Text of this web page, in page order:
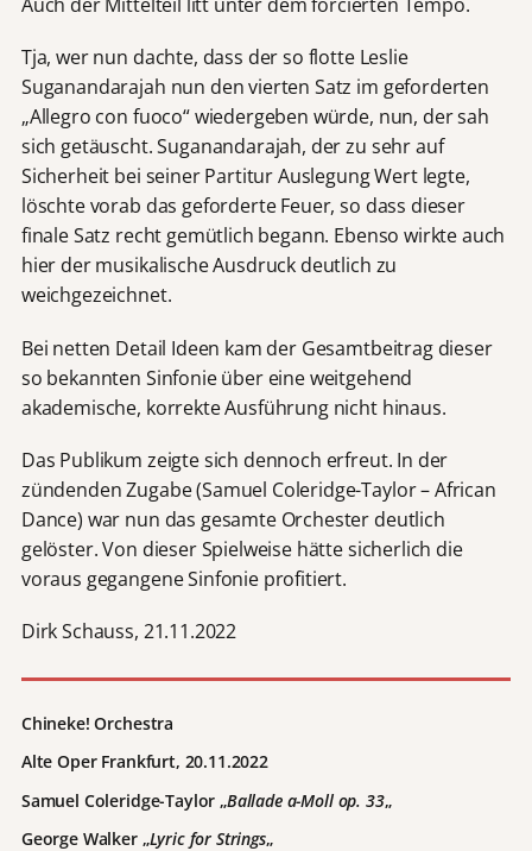
Tja, wer nun dachte, dass der so flotte Leslie
Suganandarajah nun den vierten Satz im geforderten
„Allegro con fuoco“ wiedergeben würde, nun, der sah
sich getäuscht. Suganandarajah, der zu sehr auf
Sicherheit bei seiner Partitur Auslegung Wert legte,
löschte vorab das geforderte Feuer, so dass dieser
finale Satz recht gemütlich begann. Ebenso wirkte auch
hier der musikalische Ausdruck deutlich zu
weichgezeichnet.
Bei netten Detail Ideen kam der Gesamtbeitrag dieser
so bekannten Sinfonie über eine weitgehend
akademische, korrekte Ausführung nicht hinaus.
Das Publikum zeigte sich dennoch erfreut. In der
zündenden Zugabe (Samuel Coleridge-Taylor – African
Dance) war nun das gesamte Orchester deutlich
gelöster. Von dieser Spielweise hätte sicherlich die
voraus gegangene Sinfonie profitiert.
Dirk Schauss, 21.11.2022
Chineke! Orchestra
Alte Oper Frankfurt, 20.11.2022
Samuel Coleridge-Taylor „Ballade a-Moll op. 33„
George Walker „Lyric for Strings„